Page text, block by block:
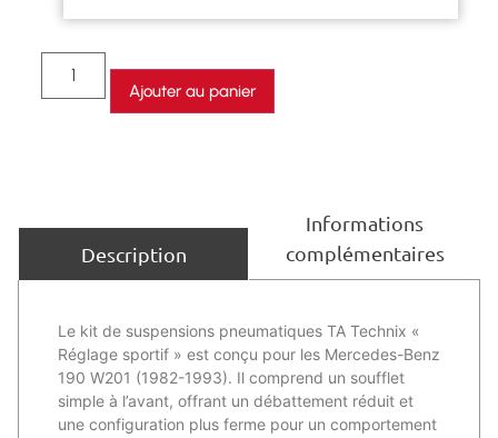
Ajouter au panier
Description
Informations
complémentaires
Le kit de suspensions pneumatiques TA Technix «
Réglage sportif » est conçu pour les Mercedes-Benz
190 W201 (1982-1993). Il comprend un soufflet
simple à l’avant, offrant un débattement réduit et
une configuration plus ferme pour un comportement